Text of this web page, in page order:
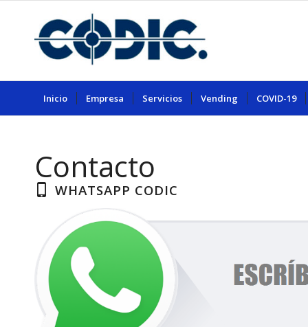
Inicio Empresa Servicios Vending COVID-19
Contacto
WHATSAPP CODIC